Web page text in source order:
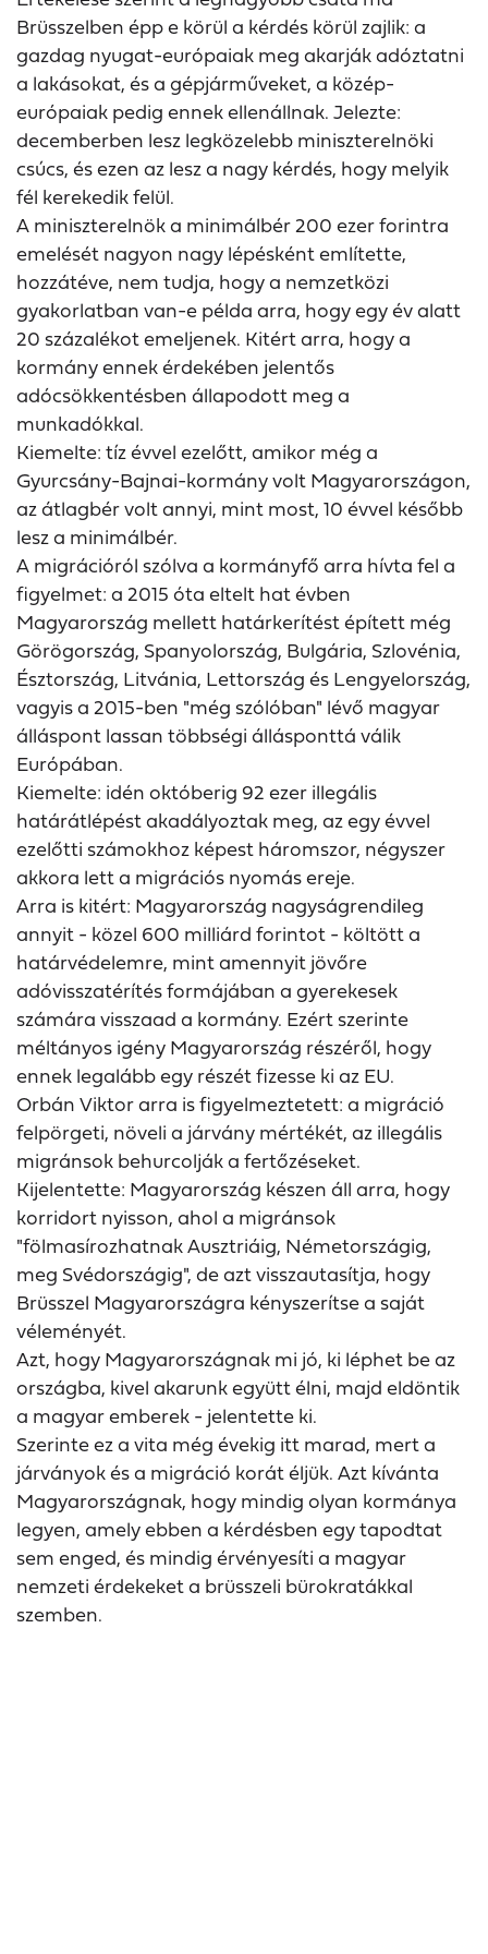
Brüsszelben épp e körül a kérdés körül zajlik: a
gazdag nyugat-európaiak meg akarják adóztatni
a lakásokat, és a gépjárműveket, a közép-
európaiak pedig ennek ellenállnak. Jelezte:
decemberben lesz legközelebb miniszterelnöki
csúcs, és ezen az lesz a nagy kérdés, hogy melyik
fél kerekedik felül.
A miniszterelnök a minimálbér 200 ezer forintra
emelését nagyon nagy lépésként említette,
hozzátéve, nem tudja, hogy a nemzetközi
gyakorlatban van-e példa arra, hogy egy év alatt
20 százalékot emeljenek. Kitért arra, hogy a
kormány ennek érdekében jelentős
adócsökkentésben állapodott meg a
munkadókkal.
Kiemelte: tíz évvel ezelőtt, amikor még a
Gyurcsány-Bajnai-kormány volt Magyarországon,
az átlagbér volt annyi, mint most, 10 évvel később
lesz a minimálbér.
A migrációról szólva a kormányfő arra hívta fel a
figyelmet: a 2015 óta eltelt hat évben
Magyarország mellett határkerítést épített még
Görögország, Spanyolország, Bulgária, Szlovénia,
Észtország, Litvánia, Lettország és Lengyelország,
vagyis a 2015-ben "még szólóban" lévő magyar
álláspont lassan többségi állásponttá válik
Európában.
Kiemelte: idén októberig 92 ezer illegális
határátlépést akadályoztak meg, az egy évvel
ezelőtti számokhoz képest háromszor, négyszer
akkora lett a migrációs nyomás ereje.
Arra is kitért: Magyarország nagyságrendileg
annyit - közel 600 milliárd forintot - költött a
határvédelemre, mint amennyit jövőre
adóvisszatérítés formájában a gyerekesek
számára visszaad a kormány. Ezért szerinte
méltányos igény Magyarország részéről, hogy
ennek legalább egy részét fizesse ki az EU.
Orbán Viktor arra is figyelmeztetett: a migráció
felpörgeti, növeli a járvány mértékét, az illegális
migránsok behurcolják a fertőzéseket.
Kijelentette: Magyarország készen áll arra, hogy
korridort nyisson, ahol a migránsok
"fölmasírozhatnak Ausztriáig, Németországig,
meg Svédországig", de azt visszautasítja, hogy
Brüsszel Magyarországra kényszerítse a saját
véleményét.
Azt, hogy Magyarországnak mi jó, ki léphet be az
országba, kivel akarunk együtt élni, majd eldöntik
a magyar emberek - jelentette ki.
Szerinte ez a vita még évekig itt marad, mert a
járványok és a migráció korát éljük. Azt kívánta
Magyarországnak, hogy mindig olyan kormánya
legyen, amely ebben a kérdésben egy tapodtat
sem enged, és mindig érvényesíti a magyar
nemzeti érdekeket a brüsszeli bürokratákkal
szemben.